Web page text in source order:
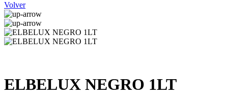
Volver
ELBELUX NEGRO 1LT